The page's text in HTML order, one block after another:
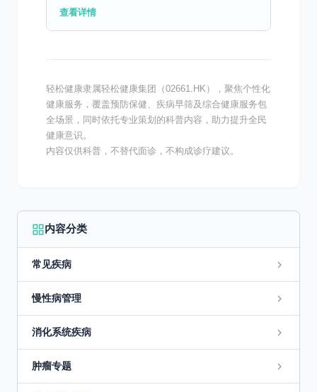
其中下肢动脉闭塞（Peripheral Artery
查看详情
轻松健康隶属轻松健康集团（02661.HK），聚焦个性化
健康服务，覆盖预防保健、疾病早筛及综合健康服务包
全场景，同时依托专业策划的科普内容，助力提升全民
健康意识。
内容仅供科普，不替代面诊，不构成诊疗建议。
内容分类
常见疾病
慢性病管理
消化系统疾病
肿瘤专题